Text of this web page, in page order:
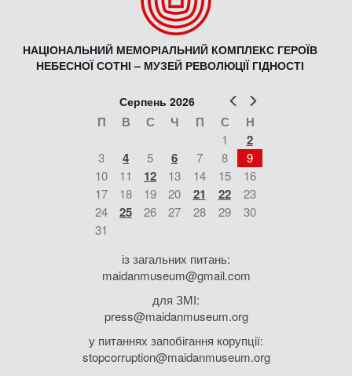
НАЦІОНАЛЬНИЙ МЕМОРІАЛЬНИЙ КОМПЛЕКС ГЕРОЇВ
НЕБЕСНОЇ СОТНІ – МУЗЕЙ РЕВОЛЮЦІЇ ГІДНОСТІ
Попер
Серпень 2026
П В С Ч П С Н
1 2
3 4 5 6 7 8
9
10
11 12 13 14 15
16
17
18 19 20 21 22
23
24
25 26 27 28 29
30
31
із загальних питань:
maidanmuseum@gmail.com
для ЗМІ:
press@maidanmuseum.org
у питаннях запобігання корупції:
stopcorruption@maidanmuseum.org